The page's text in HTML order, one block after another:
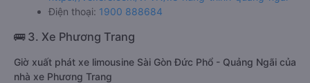
Điện thoại: 1900 888684
🚌 3. Xe Phương Trang
Giờ xuất phát xe limousine Sài Gòn Đức Phổ - Quảng Ngãi của
nhà xe Phương Trang